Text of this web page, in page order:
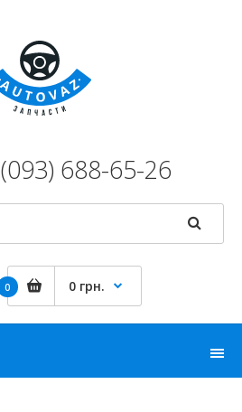
(093) 688-65-26
0 0 грн.